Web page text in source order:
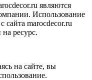
являются
Использование
сайта marocdecor.ru
ресурс.
на сайте, вы